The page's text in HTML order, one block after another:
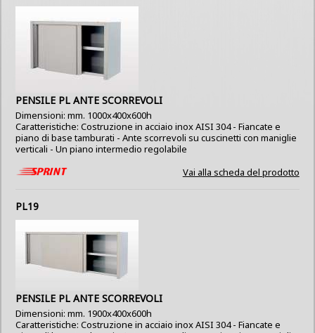
PENSILE PL ANTE SCORREVOLI
Dimensioni: mm. 1000x400x600h
Caratteristiche: Costruzione in acciaio inox AISI 304 - Fiancate e
piano di base tamburati - Ante scorrevoli su cuscinetti con maniglie
verticali - Un piano intermedio regolabile
Vai alla scheda del prodotto
PL19
PENSILE PL ANTE SCORREVOLI
Dimensioni: mm. 1900x400x600h
Caratteristiche: Costruzione in acciaio inox AISI 304 - Fiancate e